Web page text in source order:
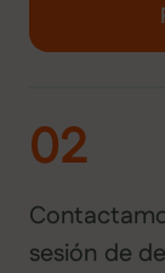
02
sesión de